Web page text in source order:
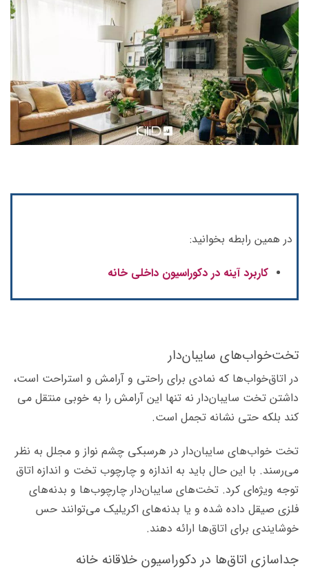
در همین رابطه بخوانید:
کاربرد آینه در دکوراسیون داخلی خانه
تخت‌خواب‌های سایبان‌دار
در اتاق­‌خواب­‌ها که نمادی برای راحتی و آرامش و استراحت است،‌
داشتن تخت سایبان­‌دار نه تنها این آرامش را به خوبی منتقل می­‌
کند بلکه حتی نشانه تجمل است.
تخت خواب­‌های سایبان­‌دار در هرسبکی چشم ­نواز و مجلل به نظر
می­‌رسند. با این حال باید به اندازه و چارچوب تخت و اندازه اتاق
توجه ویژه­‌ای کرد. تخت­‌های سایبان­‌دار چارچوب­‌ها و بدنه‌­های
فلزی صیقل داده شده و یا بدنه‌­های اکریلیک می‌­توانند حس
خوشایندی برای اتاق‌­ها ارائه دهند.
جداسازی اتاق‌ها در دکوراسیون خلاقانه خانه